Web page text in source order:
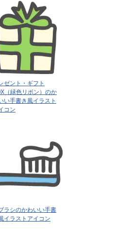
ゼント・ギフト
（緑色リボン）のか
い手書き風イラスト
コン
ラシのかわいい手書
イラストアイコン